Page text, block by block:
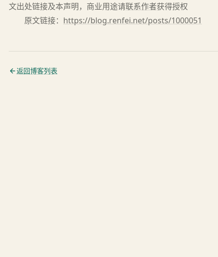
文出处链接及本声明，商业用途请联系作者获得授权
原文链接： https://blog.renfei.net/posts/1000051
返回博客列表